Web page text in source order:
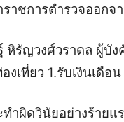
ราชการตำรวจออกจ
หิรัญวงศ์วราดล ผู้บั
งเที่ยว 1.รับเงินเดื
ำผิดวินัยอย่างร้ายแ